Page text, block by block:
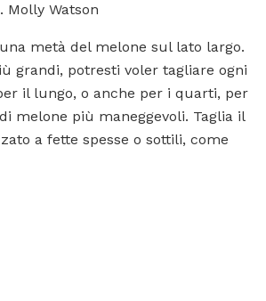
Molly Watson
metà del melone sul lato largo.
grandi, potresti voler tagliare ogni
il lungo, o anche per i quarti, per
melone più maneggevoli. Taglia il
a fette spesse o sottili, come